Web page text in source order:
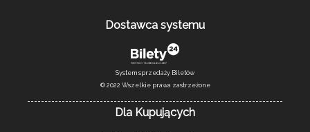
Dostawca systemu
System sprzedaży Biletów
© 2022 Wszelkie prawa zastrzeżone
Dla Kupujących